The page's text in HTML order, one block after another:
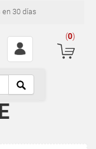
30 días
(0)